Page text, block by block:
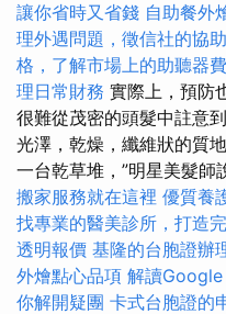
讓你省時又省錢 自助餐外
理外遇問題，徵信社的協助
格，了解市場上的助聽器
理日常財務 實際上，預防
很難從茂密的頭髮中註意
光澤，乾燥，纖維狀的質
一台乾草堆，”明星美髮師
搬家服務就在這裡 優質養
找專業的醫美診所，打造
透明報價 基隆的台胞證辦
外燴點心品項 解讀
你解開疑團 卡式台胞證的